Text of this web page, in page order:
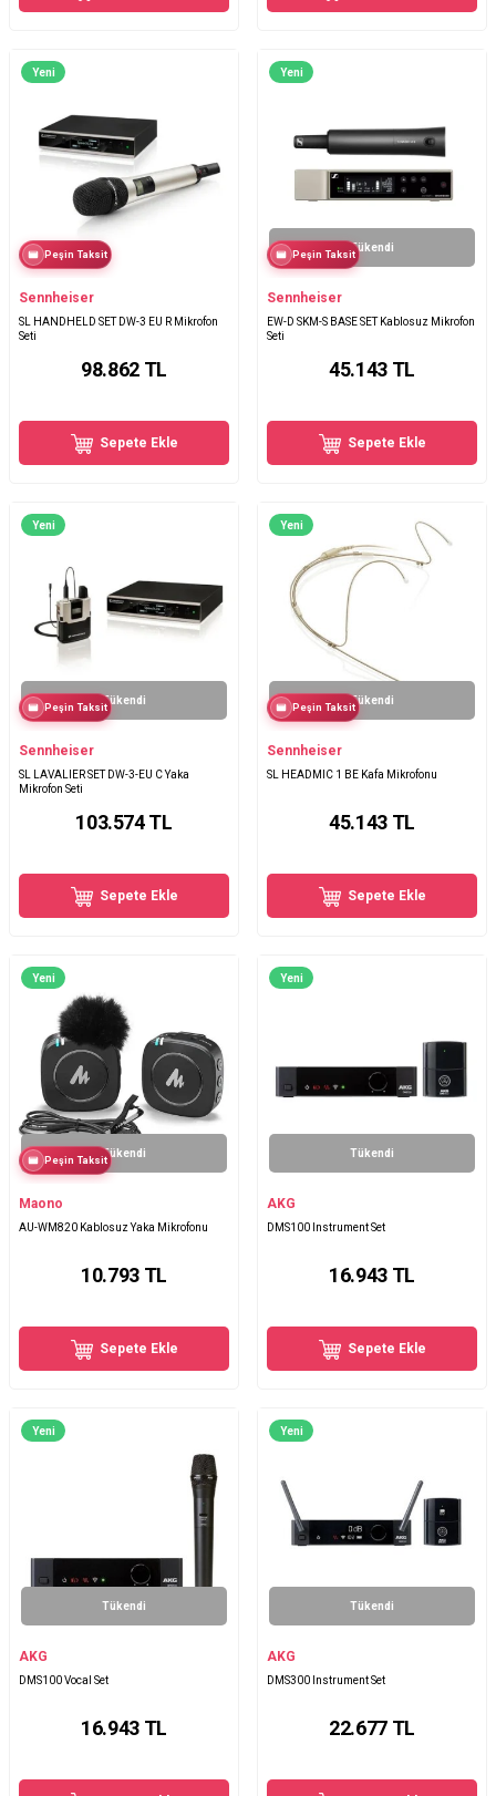
Yeni
Peşin Taksit
Sennheiser
SL HANDHELD SET DW-3 EU R Mikrofon
Seti
98.862TL
Sepete Ekle
Yeni
Tükendi
Peşin Taksit
Sennheiser
EW-D SKM-S BASE SET Kablosuz Mikrofon
Seti
45.143TL
Sepete Ekle
Yeni
Tükendi
Peşin Taksit
Sennheiser
SL LAVALIER SET DW-3-EU C Yaka
Mikrofon Seti
103.574TL
Sepete Ekle
Yeni
Tükendi
Peşin Taksit
Sennheiser
SL HEADMIC 1 BE Kafa Mikrofonu
45.143TL
Sepete Ekle
Yeni
Tükendi
Peşin Taksit
Maono
AU-WM820 Kablosuz Yaka Mikrofonu
10.793TL
Sepete Ekle
Yeni
Tükendi
AKG
DMS100 Instrument Set
16.943TL
Sepete Ekle
Yeni
Tükendi
AKG
DMS100 Vocal Set
16.943TL
Yeni
Tükendi
AKG
DMS300 Instrument Set
22.677TL